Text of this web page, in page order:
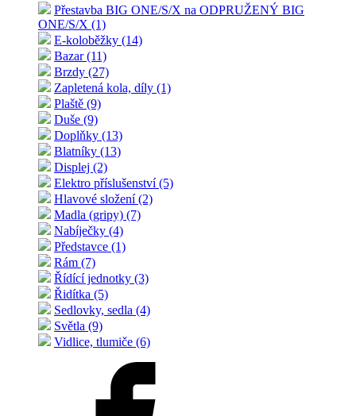
Přestavba BIG ONE/S/X na ODPRUŽENÝ BIG
ONE/S/X (1)
E-koloběžky (14)
Bazar (11)
Brzdy (27)
Zapletená kola, díly (1)
Plaště (9)
Duše (9)
Doplňky (13)
Blatníky (13)
Displej (2)
Elektro příslušenství (5)
Hlavové složení (2)
Madla (gripy) (7)
Nabíječky (4)
Představce (1)
Rám (7)
Řídící jednotky (3)
Řidítka (5)
Sedlovky, sedla (4)
Světla (9)
Vidlice, tlumiče (6)